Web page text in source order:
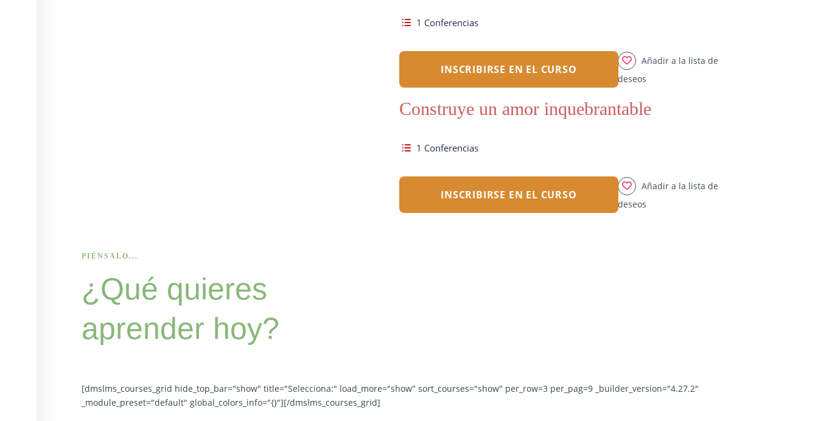
1 Conferencias
INSCRIBIRSE EN EL CURSO
Añadir a la lista de
deseos
Construye un amor inquebrantable
1 Conferencias
INSCRIBIRSE EN EL CURSO
Añadir a la lista de
deseos
PIÉNSALO...
¿Qué quieres
aprender hoy?
[dmslms_courses_grid hide_top_bar="show" title="Selecciona:" load_more="show" sort_courses="show" per_row=3 per_pag=9 _builder_version="4.27.2"
_module_preset="default" global_colors_info="{}"][/dmslms_courses_grid]